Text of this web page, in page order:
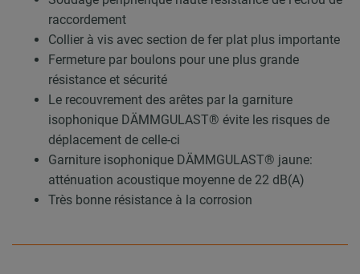
raccordement
Collier à vis avec section de fer plat plus importante
Fermeture par boulons pour une plus grande
résistance et sécurité
Le recouvrement des arêtes par la garniture
isophonique DÄMMGULAST® évite les risques de
déplacement de celle-ci
Garniture isophonique DÄMMGULAST® jaune:
atténuation acoustique moyenne de 22 dB(A)
Très bonne résistance à la corrosion